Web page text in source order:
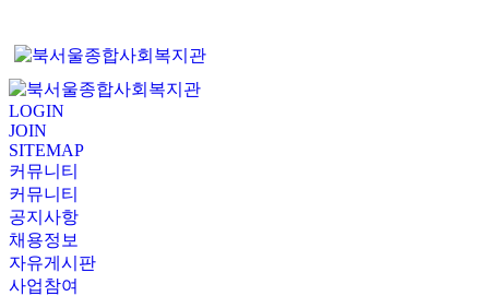
LOGIN
JOIN
SITEMAP
커뮤니티
커뮤니티
공지사항
채용정보
자유게시판
사업참여